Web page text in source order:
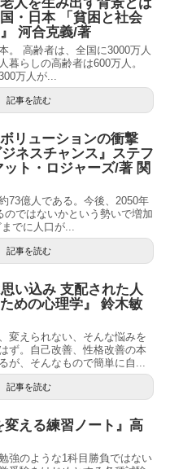
国・日本 「貧困と社会
河合克義/著
。 高齢者は、全国に3000万人
暮らしの高齢者は600万人。
万人が...
記事を読む
リューションの衝撃
ネスチャンス』ステフ
ット・ロジャーズ/著 関
73億人である。今後、2050年
のではないかという勢いで増加
でに人口が...
記事を読む
思い込み 支配された人
めの心理学』 鈴木敏
変えられない、そんな悩みを
ず。自己改善、性格改善の本
が、そんなもので簡単に自...
記事を読む
変える練習ノート』高
強のような1科目勝負ではない